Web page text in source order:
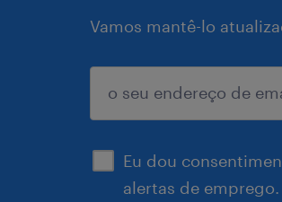
Vamos mantê-lo
Eu dou
alertas de emprego.
enviar